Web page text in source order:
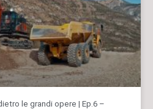
le grandi opere | Ep.6 –